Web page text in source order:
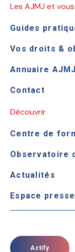
Les AJMJ et vous
Guides
Vos droits &
Annuaire AJMJ
Contact
Découvrir
Centre de
Observatoire
Actualités
Espace presse
Actify